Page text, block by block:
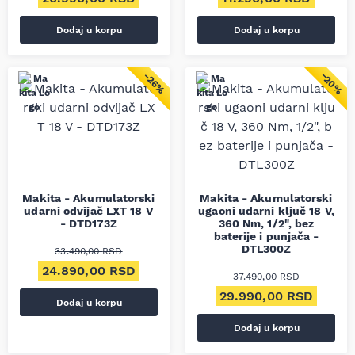
Dodaj u korpu Dodaj u korpu
−26%
Makita - Akumulatorski
udarni odvijač LXT 18 V
- DTD173Z
33.490,00RSD
Originalna cena je bila: 33.490,00 RSD.
24.890,00 RSD
Dodaj u korpu
−20%
Makita - Akumulatorski
ugaoni udarni ključ 18 V,
360 Nm, 1/2", bez
baterije i punjača -
DTL300Z
37.490,00RSD
Originalna cena je
29.990,00 RSD
Dodaj u korpu